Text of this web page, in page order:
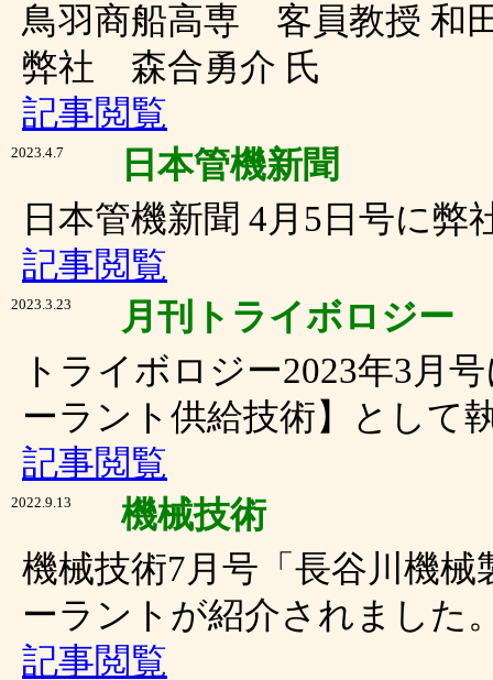
鳥羽商船高専 客員教授 和
弊社 森合勇介 氏
記事閲覧
2023.4.7
日本管機新聞
日本管機新聞 4月5日号に
記事閲覧
2023.3.23
月刊トライボロジー
トライボロジー2023年3月
ーラント供給技術】として
記事閲覧
2022.9.13
機械技術
機械技術7月号「長谷川機
ーラントが紹介されました
記事閲覧